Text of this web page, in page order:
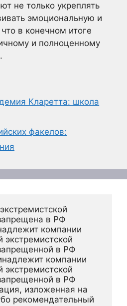
не только укреплять
эмоциональную и
в конечном итоге
и полноценному
Кларетта: школа
факелов:
в РФ
компании
экстремистской
в РФ
компании
экстремистской
в РФ
изложенная на
рекомендательный